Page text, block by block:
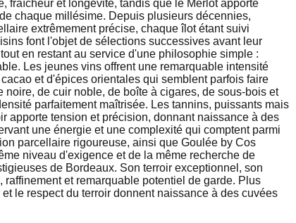
fraîcheur et longévité, tandis que le Merlot apporte
chaque millésime. Depuis plusieurs décennies,
extrêmement précise, chaque îlot étant suivi
font l'objet de sélections successives avant leur
en restant au service d'une philosophie simple :
Les jeunes vins offrent une remarquable intensité
et d'épices orientales qui semblent parfois faire
de cuir noble, de boîte à cigares, de sous-bois et
parfaitement maîtrisée. Les tannins, puissants mais
apporte tension et précision, donnant naissance à des
une énergie et une complexité qui comptent parmi
parcellaire rigoureuse, ainsi que Goulée by Cos
niveau d'exigence et de la même recherche de
de Bordeaux. Son terroir exceptionnel, son
et remarquable potentiel de garde. Plus
le respect du terroir donnent naissance à des cuvées